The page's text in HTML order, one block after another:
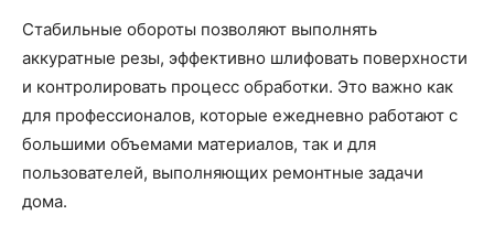
Стабильные обороты позволяют выполнять
аккуратные резы, эффективно шлифовать поверхности
и контролировать процесс обработки. Это важно как
для профессионалов, которые ежедневно работают с
большими объемами материалов, так и для
пользователей, выполняющих ремонтные задачи
дома.